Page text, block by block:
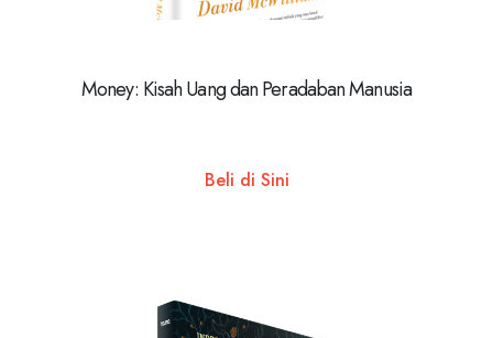
Money: Kisah Uang dan Peradaban Manusia
Beli di Sini